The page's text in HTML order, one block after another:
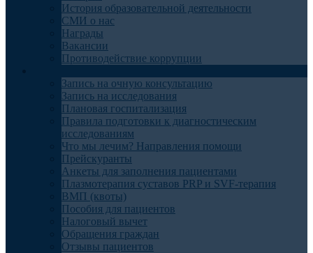
История образовательной деятельности
СМИ о нас
Награды
Вакансии
Противодействие коррупции
Запись на очную консультацию
Запись на исследования
Плановая госпитализация
Правила подготовки к диагностическим
исследованиям
Что мы лечим? Направления помощи
Прейскуранты
Анкеты для заполнения пациентами
Плазмотерапия суставов PRP и SVF-терапия
ВМП (квоты)
Пособия для пациентов
Налоговый вычет
Обращения граждан
Отзывы пациентов